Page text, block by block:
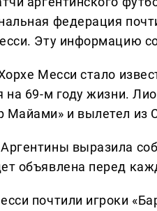
федерация
Эту информацию
Месси стало
на 69-м году жизни.
Майами» и вылетел из
выразила
объявлена перед
почтили игроки